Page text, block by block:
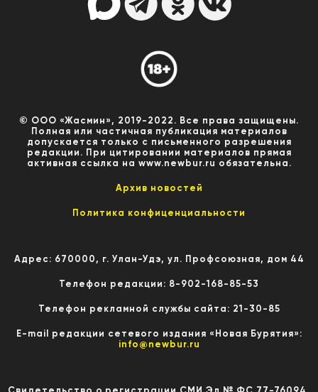
© ООО «Жасмин», 2019-2022. Все права защищены.
Полная или частичная публикация материалов
допускается только с письменного разрешения
редакции. При цитировании материалов прямая
активная ссылка на www.newbur.ru обязательна.
Архив новостей
Политика конфиценциальности
Адрес: 670000, г. Улан-Удэ, ул. Профсоюзная, дом 44
Телефон редакции: 8-902-168-85-53
Телефон рекламной службы сайта: 21-30-85
E-mail редакции сетевого издания «Новая Бурятия»:
info@newbur.ru